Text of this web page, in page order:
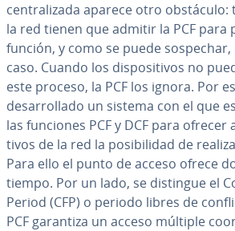
ce­n­tra­li­za­da aparece otro obstáculo:
la red tienen que admitir la PCF para
función, y como se puede
caso. Cuando los di­s­po­si­ti­vos no
este proceso, la PCF los ignora. Por
de­sa­rro­lla­do un sistema con el que
las funciones PCF y DCF para
ti­vos de la red la po­si­bi­li­dad de
Para ello el punto de acceso ofrece
tiempo. Por un lado, se distingue el
Period (CFP) o periodo libres de
PCF garantiza un acceso múltiple